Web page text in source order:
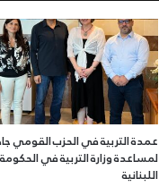
عمدة التربية في الحزب القومي
لمساعدة وزارة التربية في الحكومة
اللبنانية